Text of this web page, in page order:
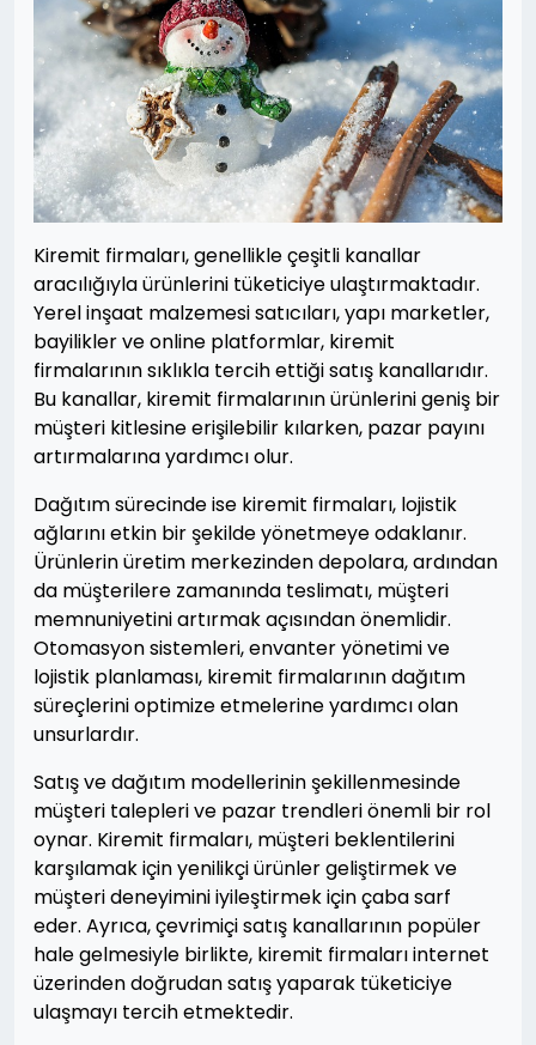
Kiremit firmaları, genellikle çeşitli kanallar
aracılığıyla ürünlerini tüketiciye ulaştırmaktadır.
Yerel inşaat malzemesi satıcıları, yapı marketler,
bayilikler ve online platformlar, kiremit
firmalarının sıklıkla tercih ettiği satış kanallarıdır.
Bu kanallar, kiremit firmalarının ürünlerini geniş bir
müşteri kitlesine erişilebilir kılarken, pazar payını
artırmalarına yardımcı olur.
Dağıtım sürecinde ise kiremit firmaları, lojistik
ağlarını etkin bir şekilde yönetmeye odaklanır.
Ürünlerin üretim merkezinden depolara, ardından
da müşterilere zamanında teslimatı, müşteri
memnuniyetini artırmak açısından önemlidir.
Otomasyon sistemleri, envanter yönetimi ve
lojistik planlaması, kiremit firmalarının dağıtım
süreçlerini optimize etmelerine yardımcı olan
unsurlardır.
Satış ve dağıtım modellerinin şekillenmesinde
müşteri talepleri ve pazar trendleri önemli bir rol
oynar. Kiremit firmaları, müşteri beklentilerini
karşılamak için yenilikçi ürünler geliştirmek ve
müşteri deneyimini iyileştirmek için çaba sarf
eder. Ayrıca, çevrimiçi satış kanallarının popüler
hale gelmesiyle birlikte, kiremit firmaları internet
üzerinden doğrudan satış yaparak tüketiciye
ulaşmayı tercih etmektedir.